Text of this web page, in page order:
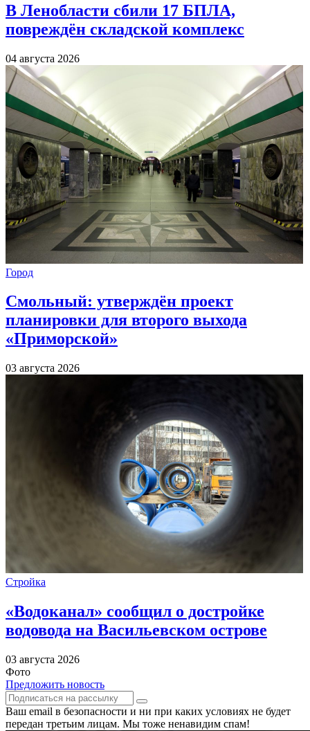
В Ленобласти сбили 17 БПЛА,
повреждён складской комплекс
04 августа 2026
Город
Смольный: утверждён проект
планировки для второго выхода
«Приморской»
03 августа 2026
Стройка
«Водоканал» сообщил о достройке
водовода на Васильевском острове
03 августа 2026
Фото
Предложить новость
Ваш email в безопасности и ни при каких условиях не будет
передан третьим лицам. Мы тоже ненавидим спам!